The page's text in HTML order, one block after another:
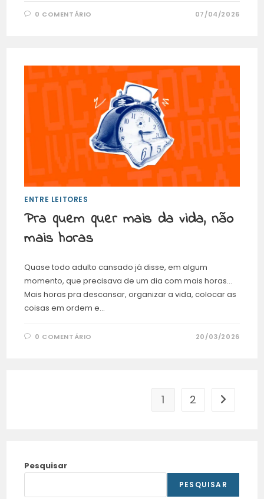
0 COMENTÁRIO 07/04/2026
ENTRE LEITORES
Pra quem quer mais da vida, não
mais horas
Quase todo adulto cansado já disse, em algum
momento, que precisava de um dia com mais horas…
Mais horas pra descansar, organizar a vida, colocar as
coisas em ordem e…
0 COMENTÁRIO 20/03/2026
1 2
Pesquisar
PESQUISAR